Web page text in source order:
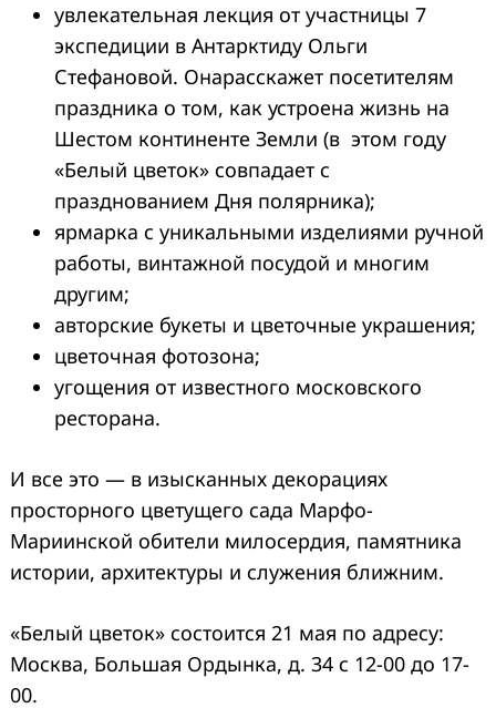
увлекательная лекция от участницы 7
экспедиции в Антарктиду Ольги
Стефановой. Онарасскажет посетителям
праздника о том, как устроена жизнь на
Шестом континенте Земли (в этом году
«Белый цветок» совпадает с
празднованием Дня полярника);
ярмарка с уникальными изделиями ручной
работы, винтажной посудой и многим
другим;
авторские букеты и цветочные украшения;
цветочная фотозона;
угощения от известного московского
ресторана.
И все это — в изысканных декорациях
просторного цветущего сада Марфо-
Мариинской обители милосердия, памятника
истории, архитектуры и служения ближним.
«Белый цветок» состоится 21 мая по адресу:
Москва, Большая Ордынка, д. 34 с 12-00 до 17-
00.